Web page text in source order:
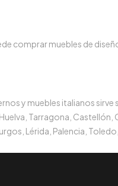
comprar muebles de
y muebles italianos sirve
Tarragona,
Lérida, Palencia,